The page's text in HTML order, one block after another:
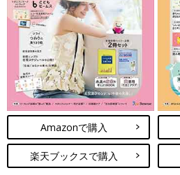
Amazonで購入
楽天ブックスで購入